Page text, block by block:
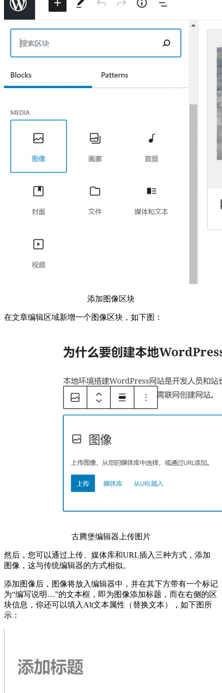
添加图像区块
在文章编辑区域新增一个图像区块，如下图：
古腾堡编辑器上传图片
然后，您可以通过上传、媒体库和URL插入三种方式，添加
图像，这与传统编辑器的方式相似。
添加图像后，图像将放入编辑器中，并在其下方带有一个标记
为“编写说明…”的文本框，即为图像添加标题，而在右侧的区
块信息，你还可以填入Alt文本属性（替换文本），如下图所
示：